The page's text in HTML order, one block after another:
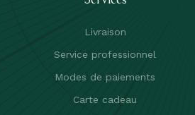
Livraison
Service professionnel
Modes de paiements
Carte cadeau